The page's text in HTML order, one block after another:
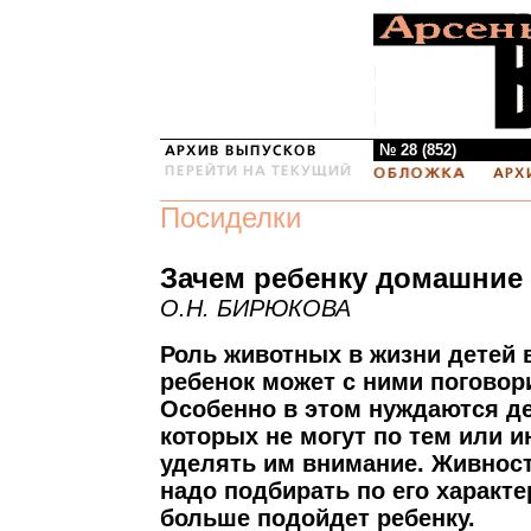
№ 28 (852)
Посиделки
Зачем ребенку
О.Н. БИРЮКОВА
Роль животных в жизни детей
ребенок может с ними
Особенно в этом нуждаются
которых не могут по тем или
уделять им внимание.
надо подбирать по его
больше подойдет ребенку.